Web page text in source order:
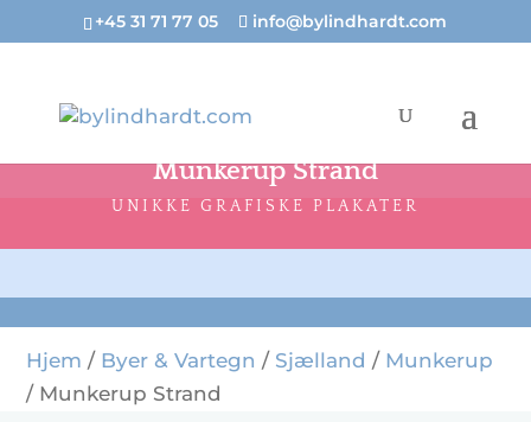
+45 31 71 77 05 info@bylindhardt.com
Munkerup Strand
UNIKKE GRAFISKE PLAKATER
Hjem / Byer & Vartegn / Sjælland / Munkerup
/ Munkerup Strand